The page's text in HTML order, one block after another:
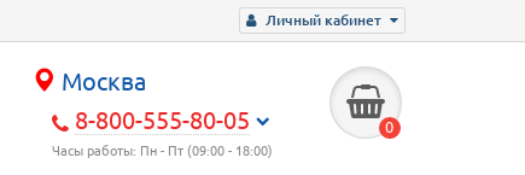
Личный кабинет
Москва
8-800-555-80-05
Часы работы: Пн - Пт (09:00 - 18:00)
0